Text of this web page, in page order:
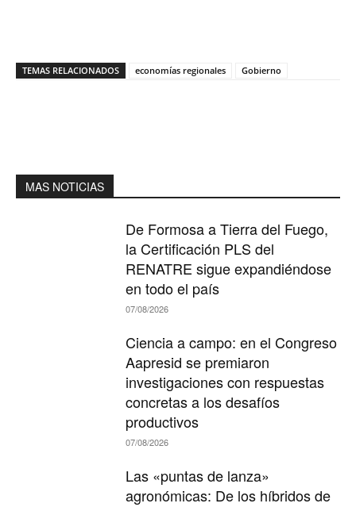
TEMAS RELACIONADOS economías regionales Gobierno
MAS NOTICIAS
De Formosa a Tierra del Fuego,
la Certificación PLS del
RENATRE sigue expandiéndose
en todo el país
07/08/2026
Ciencia a campo: en el Congreso
Aapresid se premiaron
investigaciones con respuestas
concretas a los desafíos
productivos
07/08/2026
Las «puntas de lanza»
agronómicas: De los híbridos de